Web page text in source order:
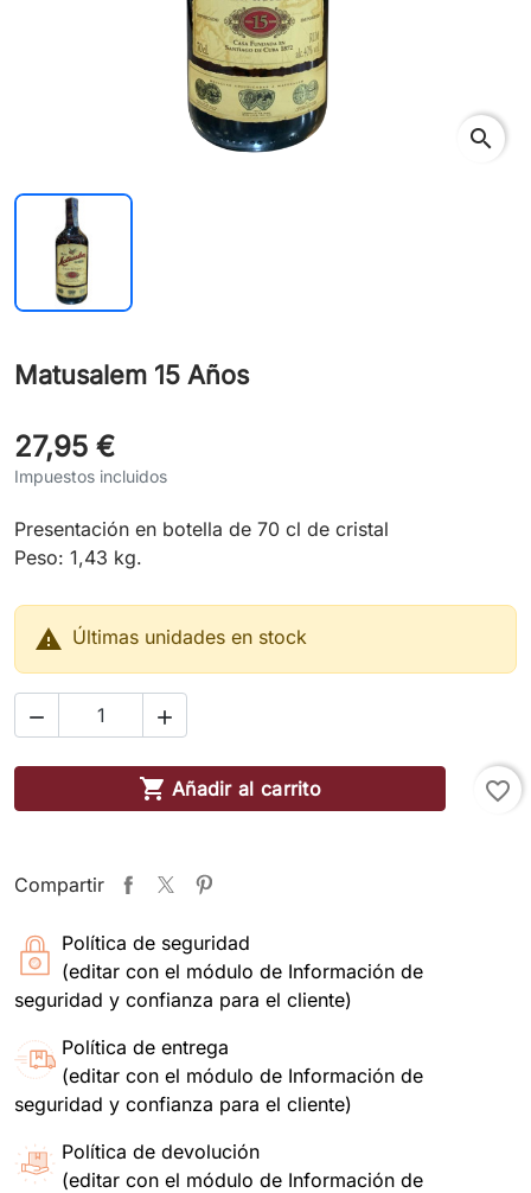
search
Matusalem 15 Años
27,95 €
Impuestos incluidos
Presentación en botella de 70 cl de cristal
Peso: 1,43 kg.
 Últimas unidades en stock
 
 Añadir al carrito favorite_border
Compartir
Política de seguridad
(editar con el módulo de Información de
seguridad y confianza para el cliente)
Política de entrega
(editar con el módulo de Información de
seguridad y confianza para el cliente)
Política de devolución
(editar con el módulo de Información de